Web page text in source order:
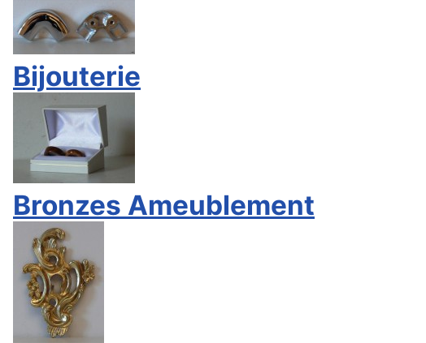
Bijouterie
Bronzes Ameublement